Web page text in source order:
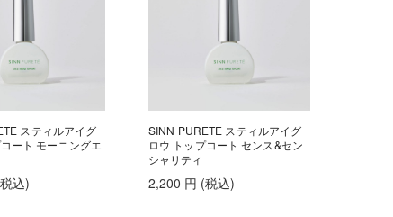
スティルアイグ
ート モーニングエ
込)
SINN PURETE スティルアイグ
ロウ トップコート センス&セン
シャリティ
2,200 円 (税込)